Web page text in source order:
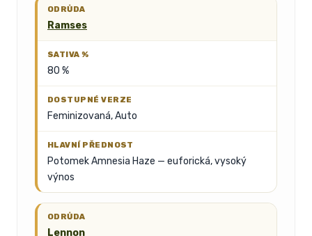
Ramses
80 %
Feminizovaná, Auto
Potomek Amnesia Haze — euforická, vysoký
výnos
Lennon